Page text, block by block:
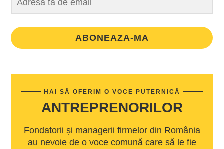
ABONEAZA-MA
HAI SĂ OFERIM O VOCE PUTERNICĂ
ANTREPRENORILOR
Fondatorii și managerii firmelor din România
au nevoie de o voce comună care să le fie